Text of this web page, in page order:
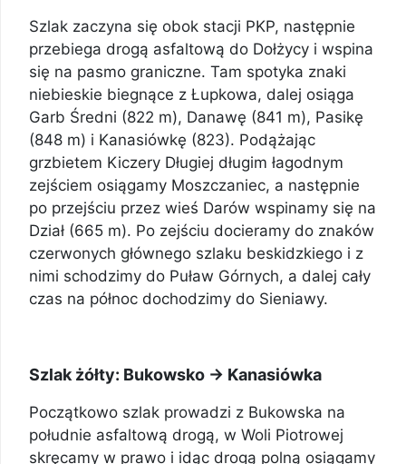
Szlak zaczyna się obok stacji PKP, następnie
przebiega drogą asfaltową do Dołżycy i wspina
się na pasmo graniczne. Tam spotyka znaki
niebieskie biegnące z Łupkowa, dalej osiąga
Garb Średni (822 m), Danawę (841 m), Pasikę
(848 m) i Kanasiówkę (823). Podążając
grzbietem Kiczery Długiej długim łagodnym
zejściem osiągamy Moszczaniec, a następnie
po przejściu przez wieś Darów wspinamy się na
Dział (665 m). Po zejściu docieramy do znaków
czerwonych głównego szlaku beskidzkiego i z
nimi schodzimy do Puław Górnych, a dalej cały
czas na północ dochodzimy do Sieniawy.
Szlak żółty: Bukowsko -> Kanasiówka
Początkowo szlak prowadzi z Bukowska na
południe asfaltową drogą, w Woli Piotrowej
skręcamy w prawo i idąc drogą polną osiągamy